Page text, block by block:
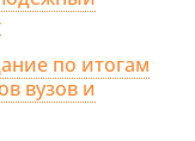
по итогам
вузов и